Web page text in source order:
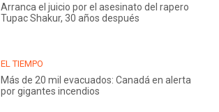
Arranca el juicio por el asesinato del rapero
Tupac Shakur, 30 años después
EL TIEMPO
Más de 20 mil evacuados: Canadá en alerta
por gigantes incendios